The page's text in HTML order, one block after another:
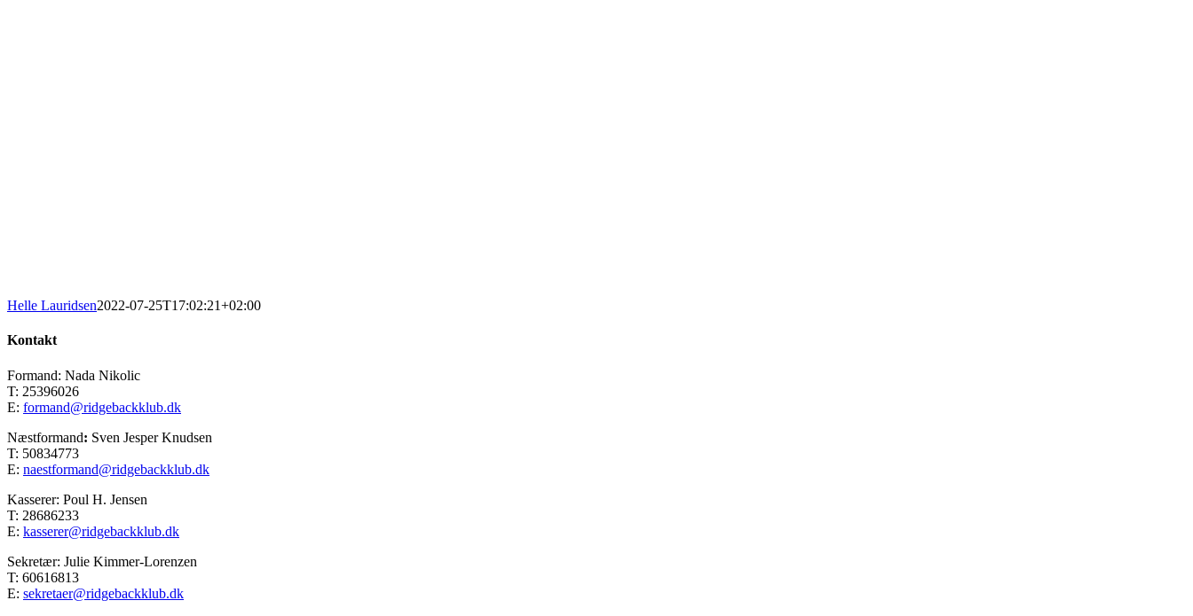
Helle Lauridsen2022-07-25T17:02:21+02:00
Kontakt
Formand: Nada Nikolic
T: 25396026
E: formand@ridgebackklub.dk
Næstformand: Sven Jesper Knudsen
T: 50834773
E: naestformand@ridgebackklub.dk
Kasserer: Poul H. Jensen
T: 28686233
E: kasserer@ridgebackklub.dk
Sekretær: Julie Kimmer-Lorenzen
T: 60616813
E: sekretaer@ridgebackklub.dk